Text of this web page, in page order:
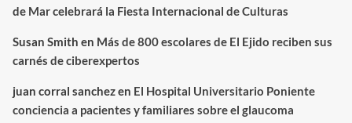
de Mar celebrará la Fiesta Internacional de Culturas
Susan Smith en Más de 800 escolares de El Ejido reciben sus
carnés de ciberexpertos
juan corral sanchezen El Hospital Universitario Poniente
conciencia a pacientes y familiares sobre el glaucoma